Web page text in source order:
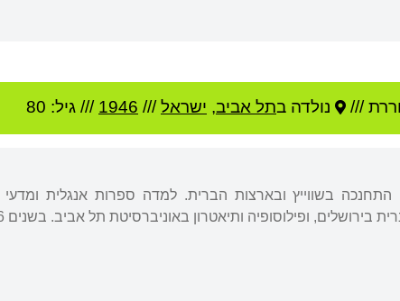
/// נולדה בתל אביב, ישראל///
1946 /// גיל: 80
בשווייץ ובארצות הברית. למדה ספרות אנגלית ומדעי
ופילוסופיה ותיאטרון באוניברסיטת תל אביב. בשנים 1980-1976 לימדה פילוסופיה באוניברסיטת תל אביב.